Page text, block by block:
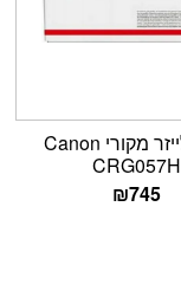
טונר לייזר מקורי Canon
CRG057H
₪745